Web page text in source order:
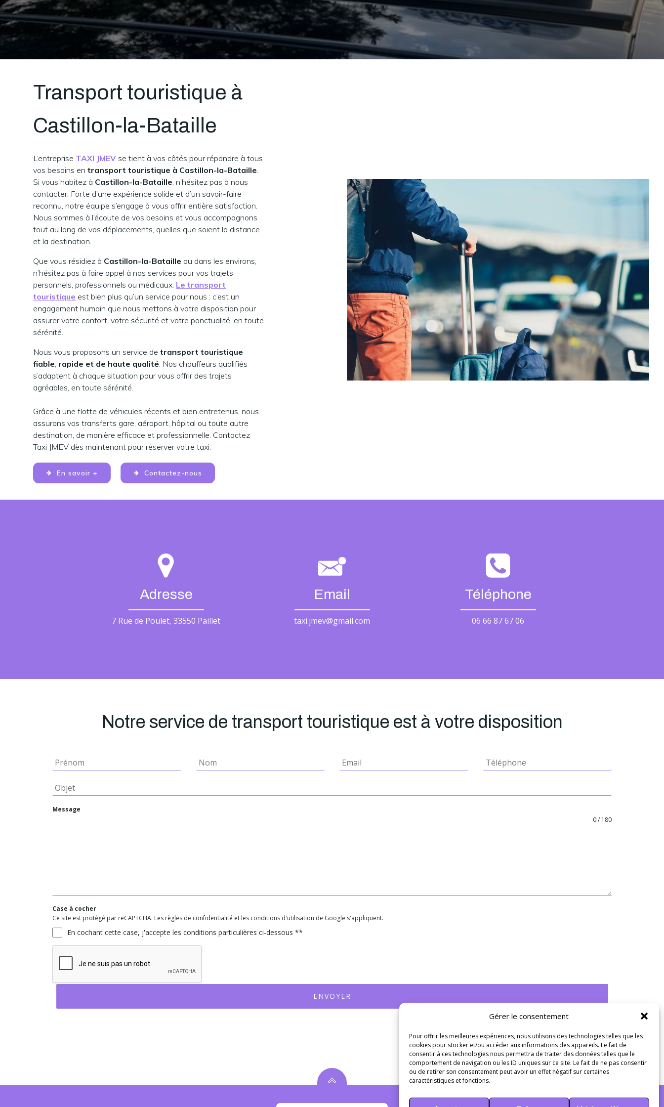
Gérer le consentement
Pour offrir les meilleures expériences, nous utilisons des technologies telles que les
cookies pour stocker et/ou accéder aux informations des appareils. Le fait de
consentir à ces technologies nous permettra de traiter des données telles que le
comportement de navigation ou les ID uniques sur ce site. Le fait de ne pas consentir
ou de retirer son consentement peut avoir un effet négatif sur certaines
caractéristiques et fonctions.
Transport touristique à
Castillon-la-Bataille
L’entreprise TAXI JMEV se tient à vos côtés pour répondre à tous
vos besoins entransport touristique à Castillon-la-Bataille
Si vous habitez à Castillon-la-Bataille , n’hésitez pas à nous
contacter. Forte d’une expérience solide et d’un savoir-faire
reconnu, notre équipe s’engage à vous offrir entière satisfaction.
Nous sommes à l’écoute de vos besoins et vous accompagnons
tout au long de vos déplacements, quelles que soient la distance
et la destination.
Que vous résidiez à Castillon-la-Bataille ou dans les environs,
n’hésitez pas à faire appel à nos services pour vos trajets
personnels, professionnels ou médicaux. Le transport
touristique est bien plus qu’un service pour nous : c’est un
engagement humain que nous mettons à votre disposition pour
assurer votre confort, votre sécurité et votre ponctualité, en toute
sérénité.
Nous vous proposons un service detransport touristique
fiable rapide et de haute qualité . Nos chauffeurs qualifiés
s’adaptent à chaque situation pour vous offrir des trajets
agréables, en toute sérénité.
Grâce à une flotte de véhicules récents et bien entretenus, nous
assurons vos transferts gare, aéroport, hôpital ou toute autre
destination, de manière efficace et professionnelle. Contactez
Taxi JMEV dès maintenant pour réserver votre taxi.
En savoir + Contactez-nous
Adresse
7 Rue de Poulet, 33550 Paillet
Email
taxi.jmev@gmail.com
Téléphone
06 66 87 67 06
Notre service de transport touristique est à votre disposition
Message
0 / 180
Case à cocher
Ce site est protégé par reCAPTCHA. Les règles de confidentialité et les conditions d'utilisation de Google s'appliquent.
En cochant cette case, j'accepte les conditions particulières ci-dessous **
ENVOYER